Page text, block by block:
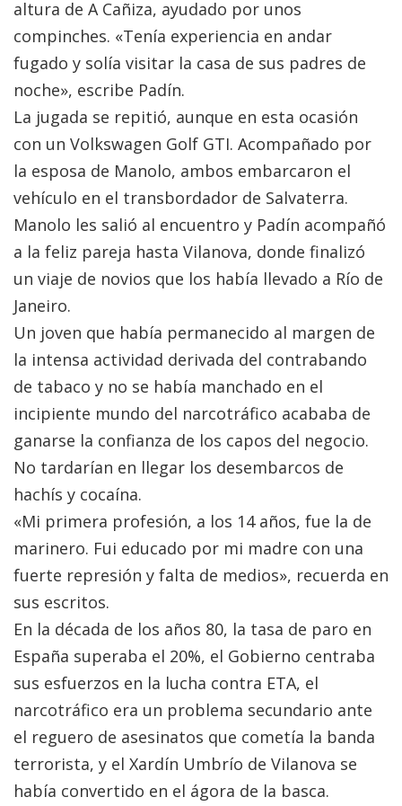
altura de A Cañiza, ayudado por unos
compinches. «Tenía experiencia en andar
fugado y solía visitar la casa de sus padres de
noche», escribe Padín.
La jugada se repitió, aunque en esta ocasión
con un Volkswagen Golf GTI. Acompañado por
la esposa de Manolo, ambos embarcaron el
vehículo en el transbordador de Salvaterra.
Manolo les salió al encuentro y Padín acompañó
a la feliz pareja hasta Vilanova, donde finalizó
un viaje de novios que los había llevado a Río de
Janeiro.
Un joven que había permanecido al margen de
la intensa actividad derivada del contrabando
de tabaco y no se había manchado en el
incipiente mundo del narcotráfico acababa de
ganarse la confianza de los capos del negocio.
No tardarían en llegar los desembarcos de
hachís y cocaína.
«Mi primera profesión, a los 14 años, fue la de
marinero. Fui educado por mi madre con una
fuerte represión y falta de medios», recuerda en
sus escritos.
En la década de los años 80, la tasa de paro en
España superaba el 20%, el Gobierno centraba
sus esfuerzos en la lucha contra ETA, el
narcotráfico era un problema secundario ante
el reguero de asesinatos que cometía la banda
terrorista, y el Xardín Umbrío de Vilanova se
había convertido en el ágora de la basca.